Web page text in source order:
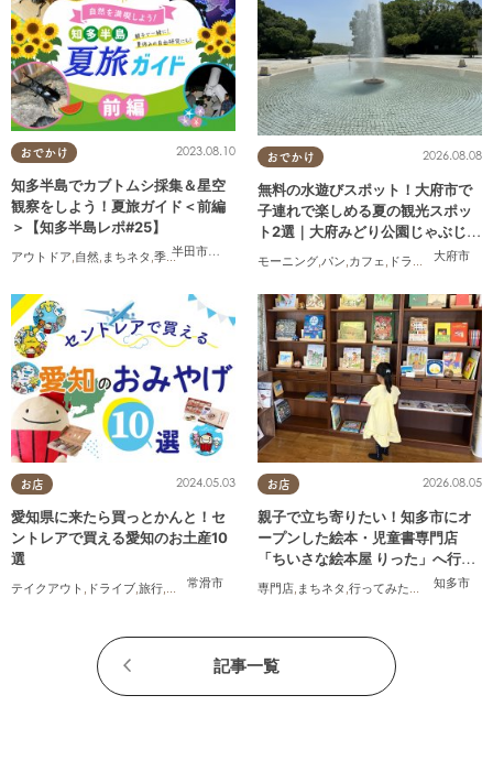
おでかけ
半田市武豊町
2023.08.10
知多半島でカブトムシ採集＆星空
観察をしよう！夏旅ガイド＜前編
＞【知多半島レポ#25】
アウトドア,自然, まちネタ ,季節ネタ , 親子 ,知多半島レポ
おでかけ
大府市
2026.08.08
無料の水遊びスポット！大府市で
子連れで楽しめる夏の観光スポッ
ト2選｜大府みどり公園じゃぶじゃ
ぶ池、ぱんやSUNとえふ
モーニング,パン,カフェ, ドライブ ,観光,
お店
常滑市
2024.05.03
愛知県に来たら買っとかんと！セ
ントレアで買える愛知のお土産10
選
テイクアウト , ドライブ,旅行,観光,家族,
お店
知多市
2026.08.05
親子で立ち寄りたい！知多市にオ
ープンした絵本・児童書専門店
「ちいさな絵本屋 りった」へ行っ
てみた
専門店, まちネタ ,行ってみたレポ ,親子,家族
記事一覧